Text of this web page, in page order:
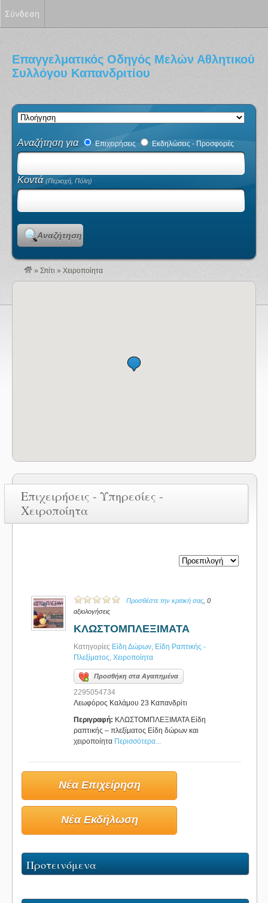
Επαγγελματικός Οδηγός Μελών Αθλητικού
Συλλόγου Καπανδριτίου
Αναζήτηση για Επιχειρήσεις Εκδηλώσεις - Προσφορές
Κοντά(Περιοχή, Πόλη)
Αναζήτηση
» Σπίτι » Χειροποίητα
Επιχειρήσεις - Υπηρεσίες -
Χειροποίητα
Προσθέστε την κριτική σας , 0
αξιολογήσεις
ΚΛΩΣΤΟΜΠΛΕΞΙΜΑΤΑ
Κατηγορίες Είδη Δώρων, Είδη Ραπτικής -
Πλεξίματος, Χειροποίητα
Προσθήκη στα Αγαπημένα
2295054734
Λεωφόρος Καλάμου 23 Καπανδρίτι
Περιγραφή: ΚΛΩΣΤΟΜΠΛΕΞΙΜΑΤΑ Είδη
ραπτικής – πλεξίματος Είδη δώρων και
χειροποίητα Περισσότερα...
Νέα Επιχείρηση
Νέα Εκδήλωση
Προτεινόμενα
Σύνδεση